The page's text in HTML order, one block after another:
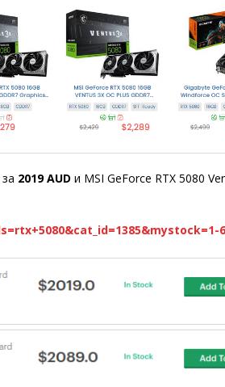
2019 AUD и MSI GeForce RTX 5080
6